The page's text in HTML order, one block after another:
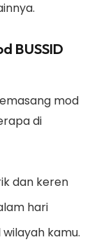
BUSSID
mod
di
dan keren
hari
kamu.